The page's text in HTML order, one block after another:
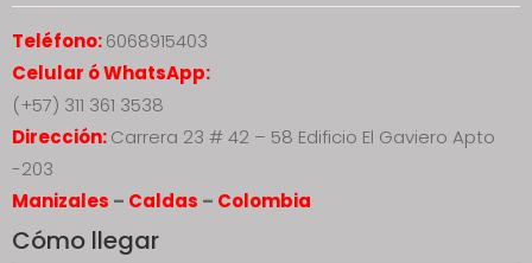
Teléfono:6068915403
Celular ó WhatsApp:
(+57) 311 361 3538
Dirección:Carrera 23 # 42 – 58 Edificio El Gaviero Apto
-203
Manizales – Caldas – Colombia
Cómo llegar